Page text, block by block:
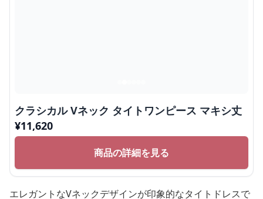
クラシカル Vネック タイトワンピース マキシ丈
¥11,620
商品の詳細を見る
エレガントなVネックデザインが印象的なタイトドレスで